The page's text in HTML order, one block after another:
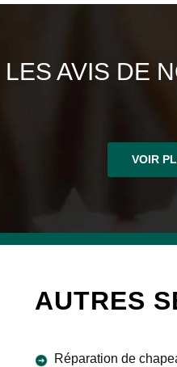
LES AVIS DE
VOIR
AUTRES
Réparation de